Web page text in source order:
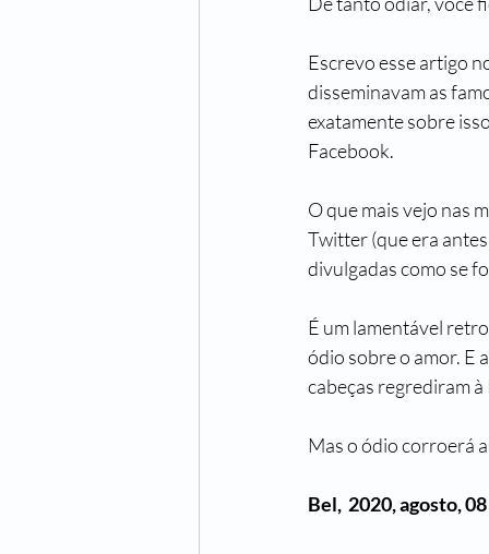
Escrevo esse artigo
disseminavam as
exatamente sobre
Facebook.
O que mais vejo nas
Twitter (que era
divulgadas como se
É um lamentável
ódio sobre o amor. E
cabeças regrediram
Mas o ódio corroerá
Bel,  2020, agosto, 08